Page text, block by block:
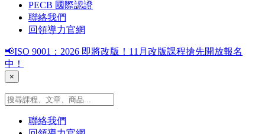
PECB 國際認證
聯絡我們
回領導力官網
📢ISO 9001：2026 即將改版！11月改版課程搶先開放報名
中！
×
聯絡我們